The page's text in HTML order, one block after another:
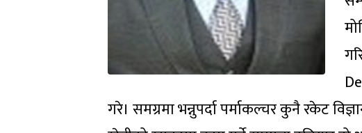
गरे। समग्रमा भन्नुपर्दा पर्माकल्चर कुनै रकेट